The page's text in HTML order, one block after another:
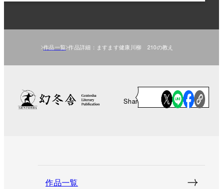
作品一覧 作品詳細：ますます健康川柳 210の教え
Share
作品一覧